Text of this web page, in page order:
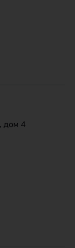
дом 4